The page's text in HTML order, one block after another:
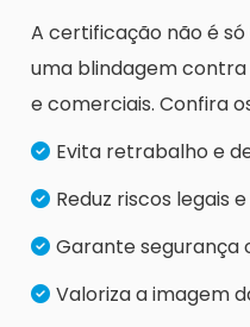
A certificação não é
uma blindagem contra
e comerciais. Confira
Evita retrabalho e
Reduz riscos legais
Garante segurança
Valoriza a imagem